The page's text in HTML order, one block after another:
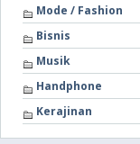
Mode / Fashion
Bisnis
Musik
Handphone
Kerajinan